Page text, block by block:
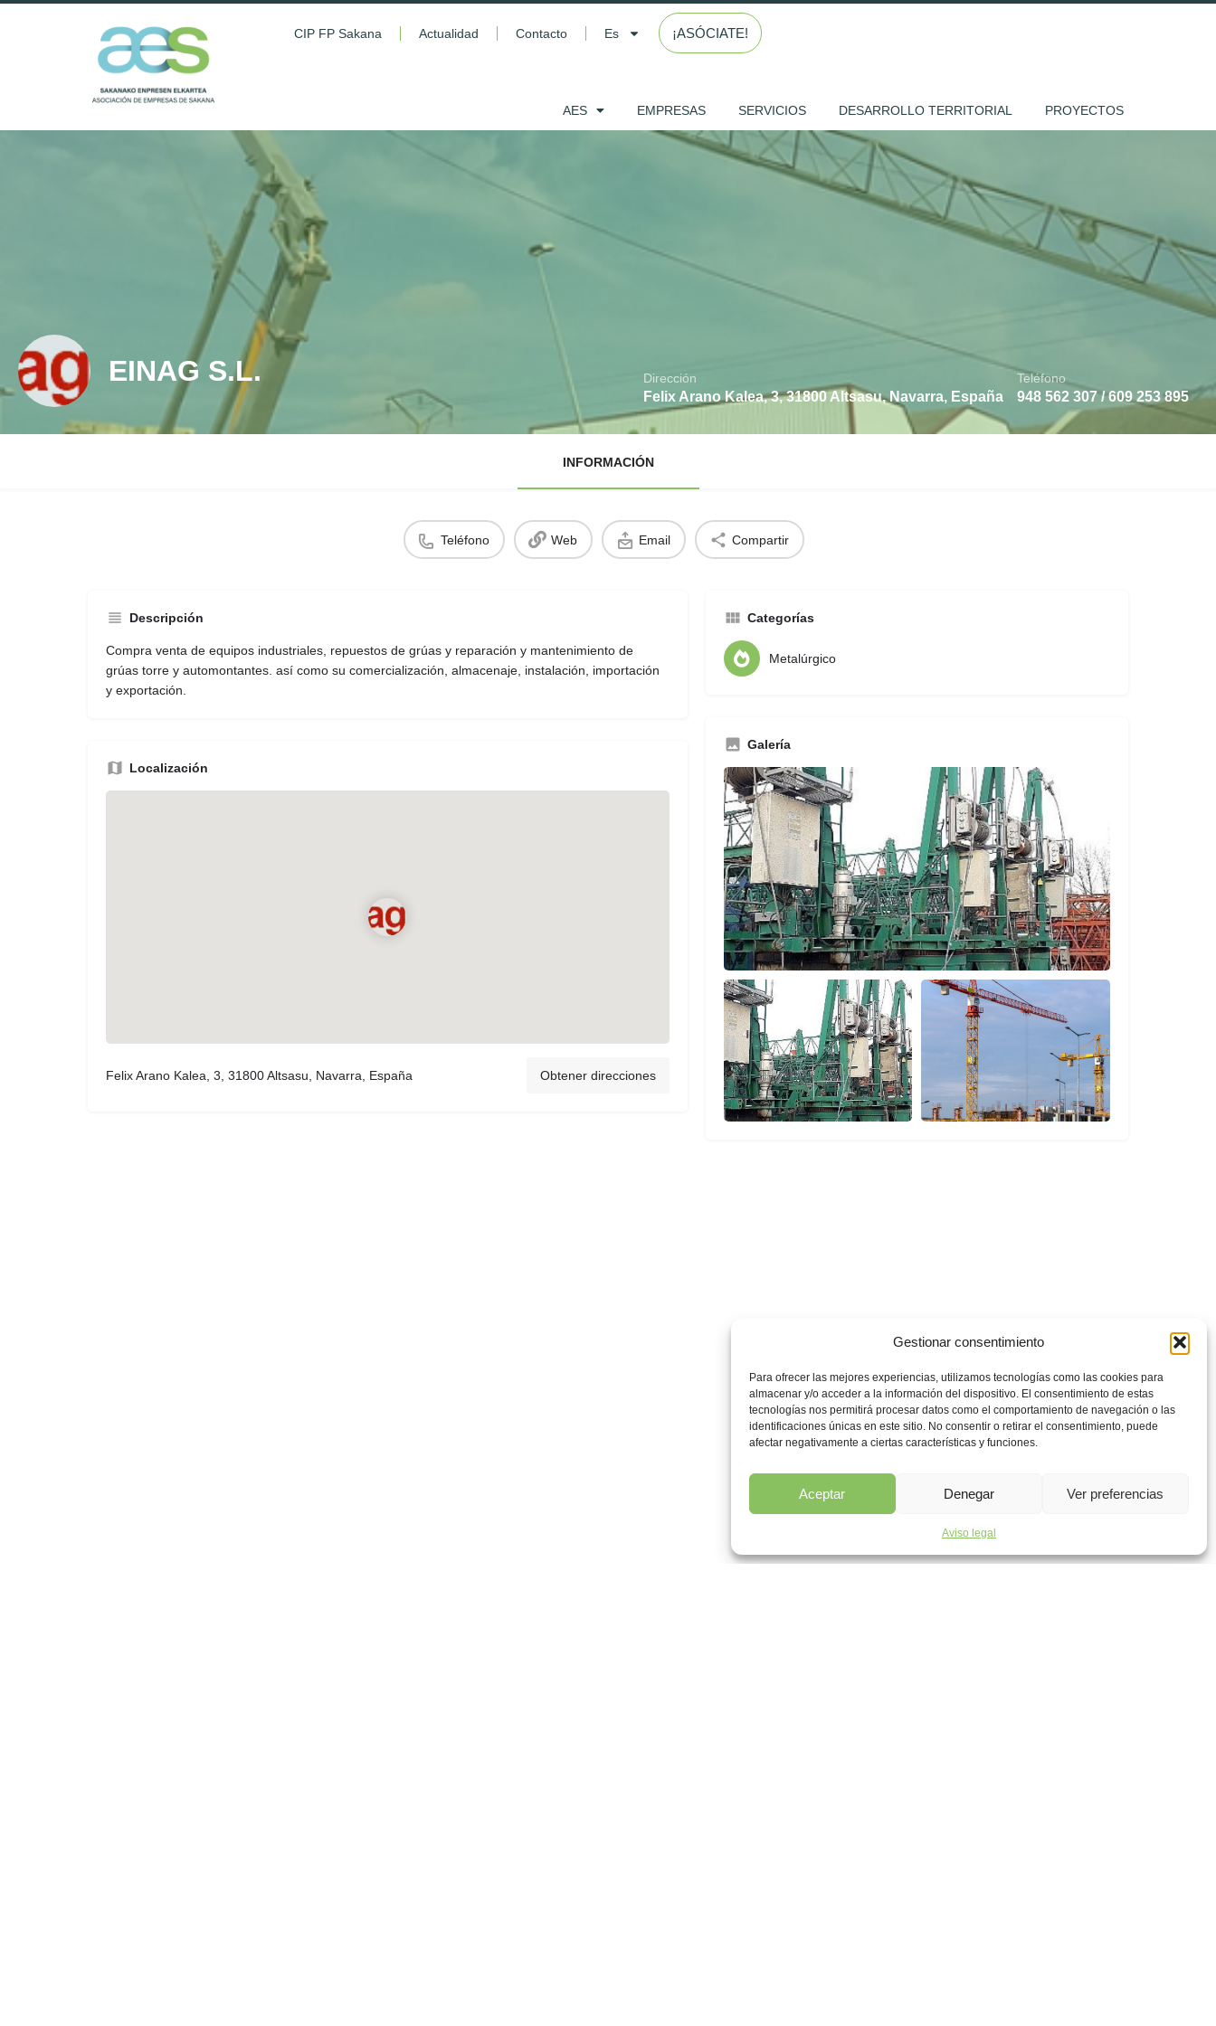
Gestionar consentimiento
Para ofrecer las mejores experiencias, utilizamos tecnologías como las cookies para
almacenar y/o acceder a la información del dispositivo. El consentimiento de estas
tecnologías nos permitirá procesar datos como el comportamiento de navegación o las
identificaciones únicas en este sitio. No consentir o retirar el consentimiento, puede
afectar negativamente a ciertas características y funciones.
Aceptar Denegar Ver preferencias
Aviso legal
CIP FP Sakana Actualidad Contacto Es ¡ASÓCIATE!
AES EMPRESAS SERVICIOS DESARROLLO TERRITORIAL PROYECTOS
EINAG S.L. Dirección
Felix Arano Kalea, 3, 31800 Altsasu, Navarra, España
Teléfono
948 562 307 / 609 253 895
INFORMACIÓN
Teléfono Web Email Compartir
Descripción
Compra venta de equipos industriales, repuestos de grúas y reparación y mantenimiento de
grúas torre y automontantes. así como su comercialización, almacenaje, instalación, importación
y exportación.
Localización
Felix Arano Kalea, 3, 31800 Altsasu, Navarra, España Obtener direcciones
Categorías
Metalúrgico
Galería